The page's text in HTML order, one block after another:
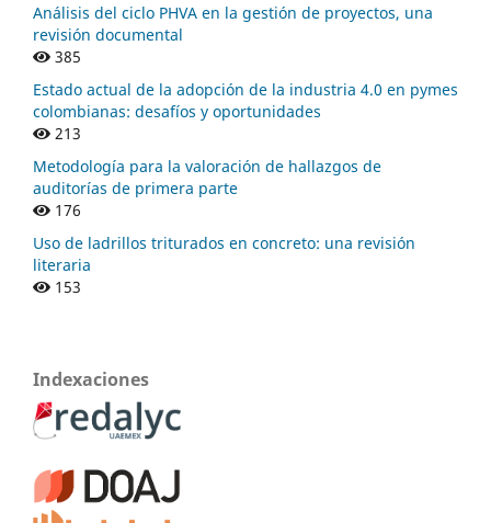
Análisis del ciclo PHVA en la gestión de proyectos, una
revisión documental
385
Estado actual de la adopción de la industria 4.0 en pymes
colombianas: desafíos y oportunidades
213
Metodología para la valoración de hallazgos de
auditorías de primera parte
176
Uso de ladrillos triturados en concreto: una revisión
literaria
153
Indexaciones